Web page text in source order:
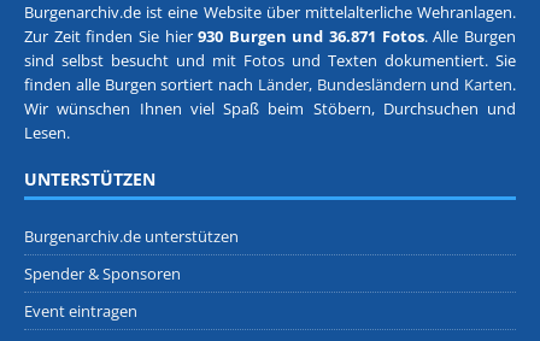
Burgenarchiv.de ist eine Website über mittelalterliche Wehranlagen.
Zur Zeit finden Sie hier930 Burgen und 36.871 Fotos. Alle Burgen
sind selbst besucht und mit Fotos und Texten dokumentiert. Sie
finden alle Burgen sortiert nach Länder, Bundesländern und Karten.
Wir wünschen Ihnen viel Spaß beim Stöbern, Durchsuchen und
Lesen.
UNTERSTÜTZEN
Burgenarchiv.de unterstützen
Spender & Sponsoren
Event eintragen